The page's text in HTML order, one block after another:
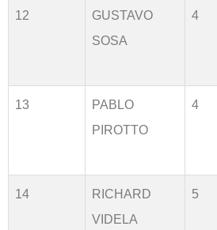
12
GUSTAVO
SOSA
4
13
PABLO
PIROTTO
4
14
RICHARD
VIDELA
5